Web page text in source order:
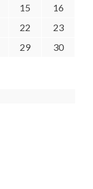
15
16
22
23
29
30